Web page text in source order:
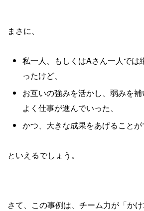
まさに、
私一人、もしくはAさん一人では
ったけど、
お互いの強みを活かし、弱みを
よく仕事が進んでいった、
かつ、大きな成果をあげること
といえるでしょう。
さて、この事例は、チーム力が「か